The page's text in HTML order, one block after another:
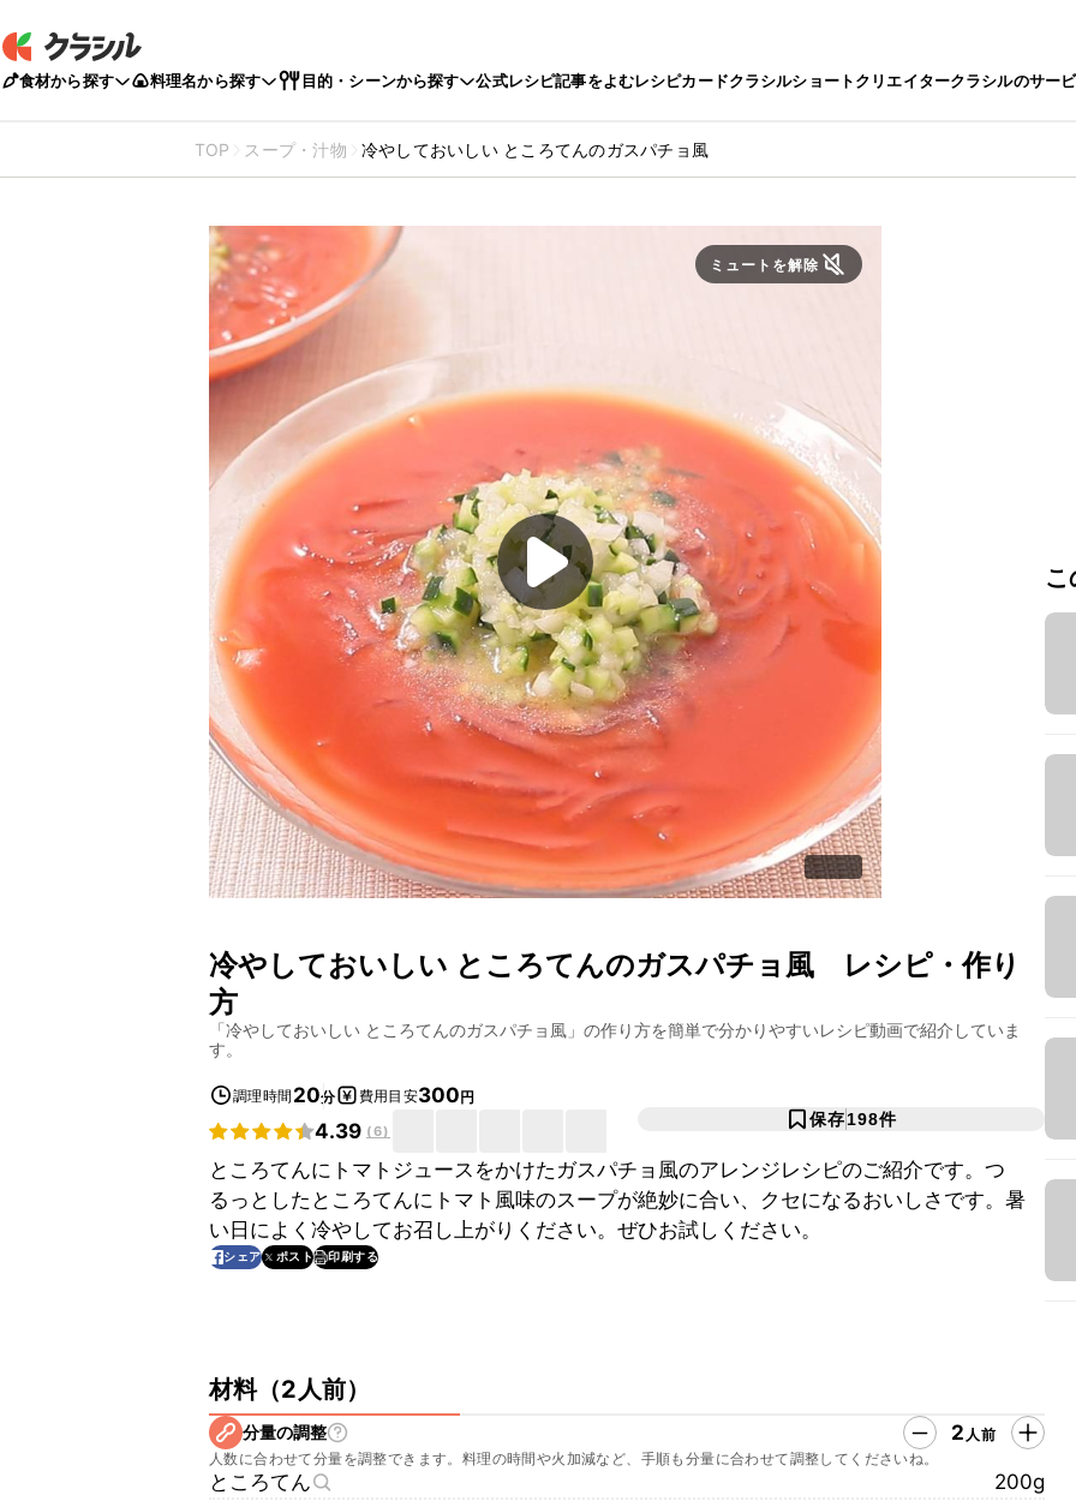
食材から探す 料理名から探す 目的・シーンから探す 公式レシピ記事をよむレシピカードクラシルショートクリエイタークラシルのサー
TOP スープ・汁物 冷やしておいしい ところてんのガスパチョ風
ミュートを解除
冷やしておいしい ところてんのガスパチョ風 レシピ・作り
方
「冷やしておいしい ところてんのガスパチョ風 」の作り方を簡単で分かりやすいレシピ動画で紹介していま
す。
調理時間 20分 費用目安300円
4.39 (6)
保存198件
ところてんにトマトジュースをかけたガスパチョ風のアレンジレシピのご紹介です。つ
るっとしたところてんにトマト風味のスープが絶妙に合い、クセになるおいしさです。暑
い日によく冷やしてお召し上がりください。ぜひお試しください。
シェア ポスト 印刷する
材料（2人前）
分量の調整 2 人前
人数に合わせて分量を調整できます。料理の時間や火加減など、手順も分量に合わせて調整してくださいね。
ところてん
200g